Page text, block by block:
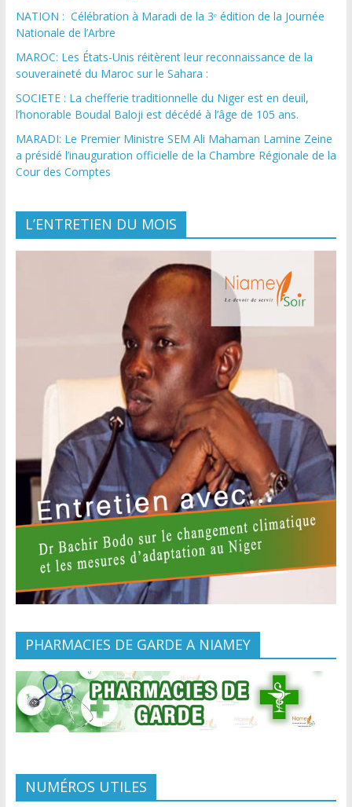
NATION : Célébration à Maradi de la 3ᵉ édition de la Journée
Nationale de l’Arbre
MAROC: Les États-Unis réitèrent leur reconnaissance de la
souveraineté du Maroc sur le Sahara :
SOCIETE : La chefferie traditionnelle du Niger est en deuil,
l’honorable Boudal Baloji est décédé à l’âge de 105 ans.
MARADI: Le Premier Ministre SEM Ali Mahaman Lamine Zeine
a présidé l’inauguration officielle de la Chambre Régionale de la
Cour des Comptes
L’ENTRETIEN DU MOIS
PHARMACIES DE GARDE A NIAMEY
NUMÉROS UTILES